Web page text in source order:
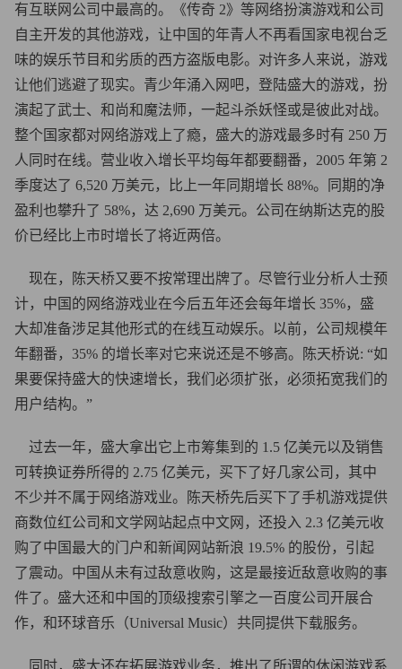
有互联网公司中最高的。《传奇 2》等网络扮演游戏和公司
自主开发的其他游戏，让中国的年青人不再看国家电视台乏
味的娱乐节目和劣质的西方盗版电影。对许多人来说，游戏
让他们逃避了现实。青少年涌入网吧，登陆盛大的游戏，扮
演起了武士、和尚和魔法师，一起斗杀妖怪或是彼此对战。
整个国家都对网络游戏上了瘾，盛大的游戏最多时有 250 万
人同时在线。营业收入增长平均每年都要翻番，2005 年第 2
季度达了 6,520 万美元，比上一年同期增长 88%。同期的净
盈利也攀升了 58%，达 2,690 万美元。公司在纳斯达克的股
价已经比上市时增长了将近两倍。
现在，陈天桥又要不按常理出牌了。尽管行业分析人士预
计，中国的网络游戏业在今后五年还会每年增长 35%，盛
大却准备涉足其他形式的在线互动娱乐。以前，公司规模年
年翻番，35% 的增长率对它来说还是不够高。陈天桥说: “如
果要保持盛大的快速增长，我们必须扩张，必须拓宽我们的
用户结构。”
过去一年，盛大拿出它上市筹集到的 1.5 亿美元以及销售
可转换证券所得的 2.75 亿美元，买下了好几家公司，其中
不少并不属于网络游戏业。陈天桥先后买下了手机游戏提供
商数位红公司和文学网站起点中文网，还投入 2.3 亿美元收
购了中国最大的门户和新闻网站新浪 19.5% 的股份，引起
了震动。中国从未有过敌意收购，这是最接近敌意收购的事
件了。盛大还和中国的顶级搜索引擎之一百度公司开展合
作，和环球音乐（Universal Music）共同提供下载服务。
同时，盛大还在拓展游戏业务，推出了所谓的休闲游戏系